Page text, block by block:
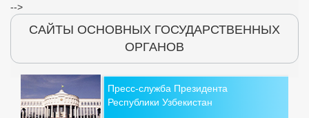
-->
САЙТЫ ОСНОВНЫХ ГОСУДАРСТВЕННЫХ
ОРГАНОВ
Пресс-служба Президента
Республики Узбекистан